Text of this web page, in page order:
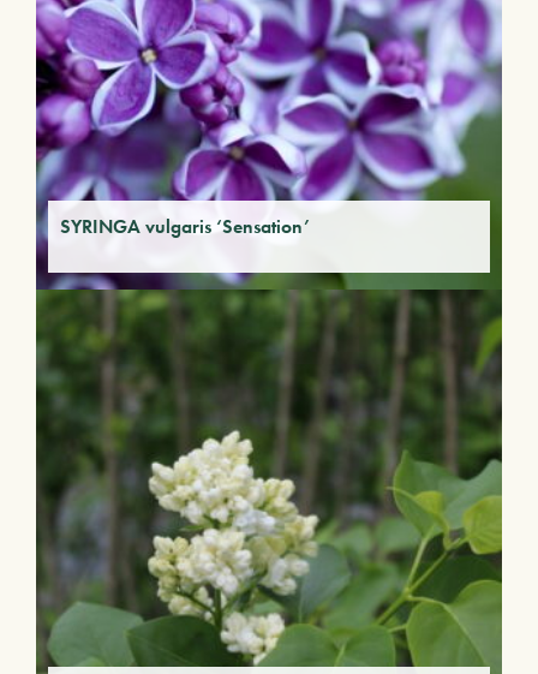
SYRINGA vulgaris ‘Sensation’